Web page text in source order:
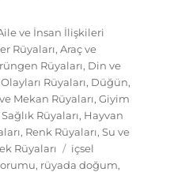
ve İnsan İlişkileri
Rüyaları,Araç ve
Rüyaları, Din ve
Rüyaları, Düğün,
Mekan Rüyaları,Giyim
Rüyaları, Hayvan
, Renk Rüyaları,Su ve
Rüyaları Etiketler
içsel
, rüyada doğum,